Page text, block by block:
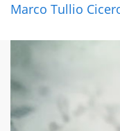
Marco Tullio